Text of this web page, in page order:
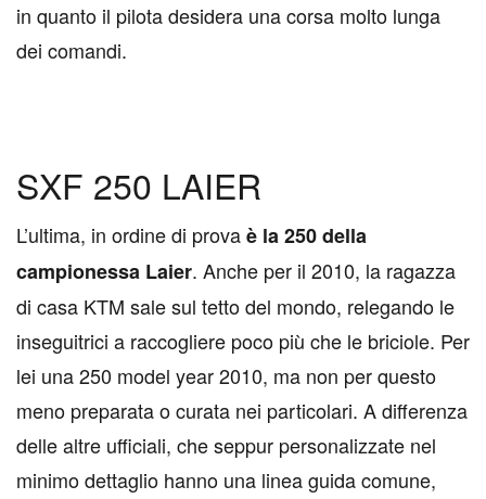
in quanto il pilota desidera una corsa molto lunga
dei comandi.
SXF 250 LAIER
L’ultima, in ordine di provaè la 250 della
campionessa Laier. Anche per il 2010, la ragazza
di casa KTM sale sul tetto del mondo, relegando le
inseguitrici a raccogliere poco più che le briciole. Per
lei una 250 model year 2010, ma non per questo
meno preparata o curata nei particolari. A differenza
delle altre ufficiali, che seppur personalizzate nel
minimo dettaglio hanno una linea guida comune,